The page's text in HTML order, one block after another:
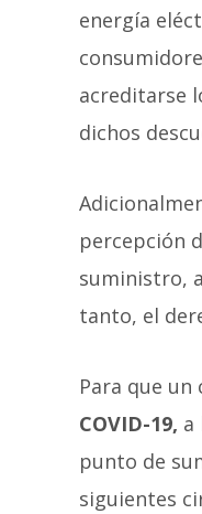
energía
acreditarse
dichos
percepción
suministro,
tanto, el
Para que
COVID-19, a
punto de
siguientes